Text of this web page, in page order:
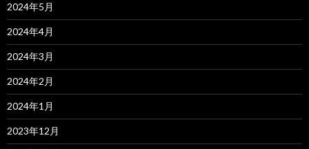
2024年5月
2024年4月
2024年3月
2024年2月
2024年1月
2023年12月